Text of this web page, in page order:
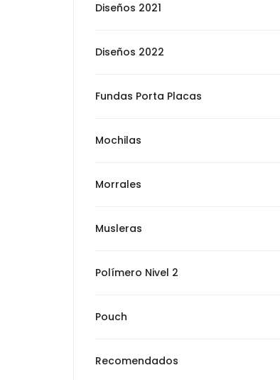
Diseños 2021
Diseños 2022
Fundas Porta Placas
Mochilas
Morrales
Musleras
Polímero Nivel 2
Pouch
Recomendados